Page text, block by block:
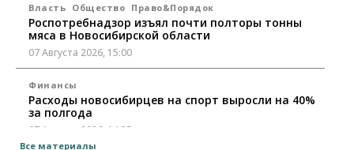
Власть Общество Право&Порядок
Роспотребнадзор изъял почти полторы тонны
мяса в Новосибирской области
07 Августа 2026, 15:00
Финансы
Расходы новосибирцев на спорт выросли на 40%
за полгода
07 Августа 2026, 14:35
Все материалы